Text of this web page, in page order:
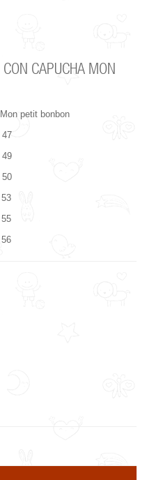
CAPUCHA MON
petit bonbon
47
49
50